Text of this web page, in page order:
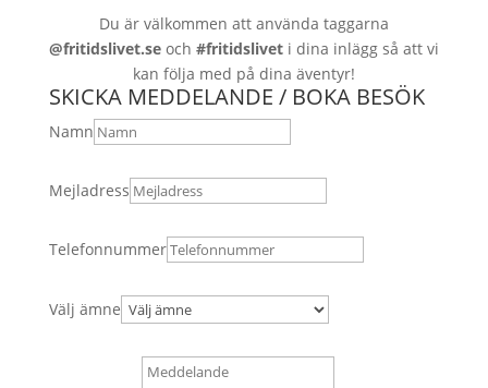
Du är välkommen att använda taggarna
@fritidslivet.seoch #fritidsliveti dina inlägg så att vi
kan följa med på dina äventyr!
SKICKA MEDDELANDE / BOKA BESÖK
Namn
Mejladress
Telefonnummer
Välj ämne